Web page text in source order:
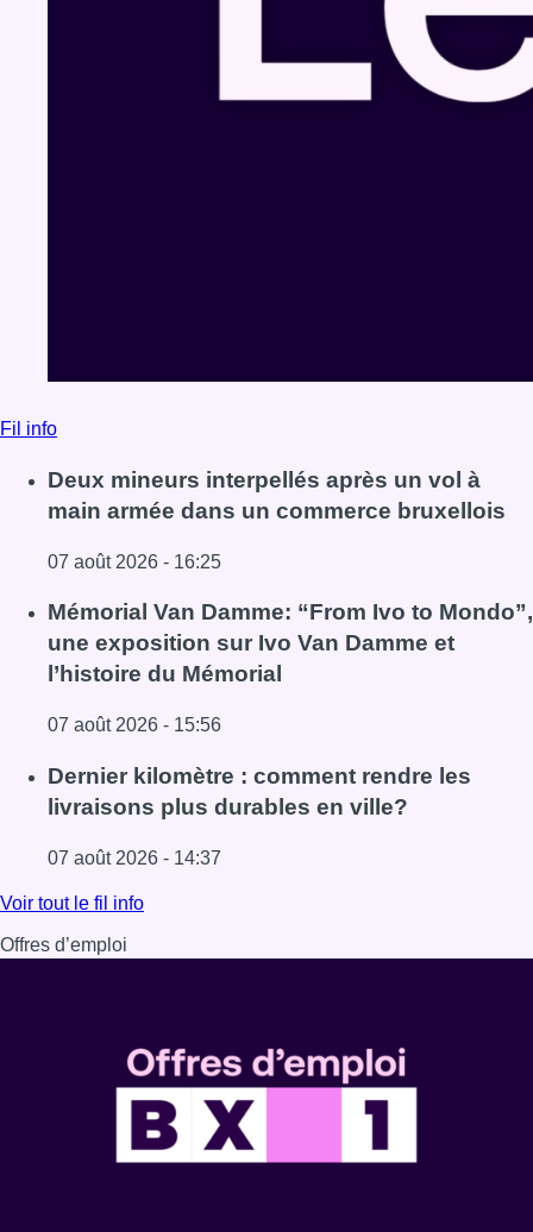
Fil info
Deux mineurs interpellés après un vol à
main armée dans un commerce bruxellois
07 août 2026 - 16:25
Lire l'article Deux mineurs interpellés après un vol à
Mémorial Van Damme: “From Ivo to Mondo”,
une exposition sur Ivo Van Damme et
l’histoire du Mémorial
07 août 2026 - 15:56
Lire l'article Mémorial Van Damme: “From Ivo to
Dernier kilomètre : comment rendre les
livraisons plus durables en ville?
07 août 2026 - 14:37
Lire l'article Dernier kilomètre : comment rendre les
Voir tout le fil info
Offres d’emploi